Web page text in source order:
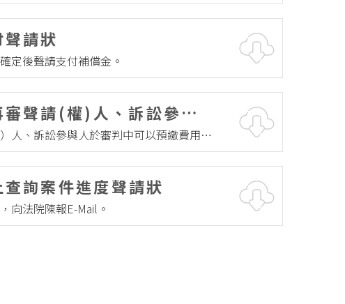
公務員懲戒
答辯狀
委任狀
陳報/陳明/聲明
撤回
上訴
抗告
再審
其它
請狀
定後聲請支付補償金。
聲請(權)人、訴訟參與
證影本聲請狀
人、訴訟參與人於審判中可以預繳費用，
影本。
詢案件進度聲請狀
向法院陳報E-Mail。